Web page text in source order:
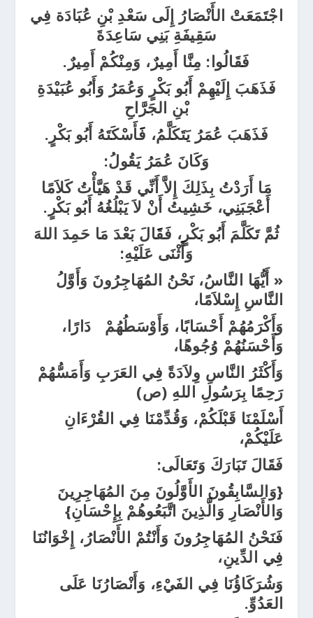
اجْتَمَعَتْ الأَنْصَارُ إِلَى سَعْدِ بْنِ عُبَادَة فِي
سَقِيفَةِ بَنِي سَاعِدَةَ
فَقَالُوا: مِنَّا أَمِيرٌ، وَمِنْكُمْ أَمِيرٌ.
فَذَهَبَ إِلَيْهِمْ أَبُو بَكْرٍ وَعُمَرُ وَأَبُو عُبَيْدَةِ
بْنِ الجَرَّاحِ
فَذَهَبَ عُمَرُ يَتَكَلَّمُ، فََأَسْكَتَهُ أَبُو بَكْرٍ.
وَكَانَ عُمَرُ يَقُولُ:
مَا أَرَدْتُ بِذَلِكَ إِلاَّ أَنِّي قَدْ هَيَّأْتُ كَلاَمًا
أَعْجَبَنِي، خَشِيتُ أَنْ لاَ يَبْلُغُهُ أَبُو بَكْرٍ.
ثُمَّ تَكَلَّمَ أَبُو بَكْرٍ، فَقََالَ بَعْدَ مَا حَمِدَ اللهَ
وَأَثْنَى عَلَيْهِ:
« أَيُّهَا النَّاسُ، نَحْنُ المُهَاجِرُونَ وَأَوَّلُ
النَّاسِ إِسْلاَمًا،
وَأَكْرَمُهُمْ أَحْسَابًا، وَأَوْسَطُهُمْ دَارًا،
وَأَحْسَنُهُمْ وُجُوهًا،
وَأَكْثَرُ النَّاسِ وِلاَدَةً فِي العَرَبِ وَأَمَسُّهُمْ
رَحِمًا بِرَسُولِ اللهِ (ص)
أَسْلَمْنَا قَبْلَكُمْ، وَقُدِّمْنَا فِي القُرْءَانِ
عَلَيْكُمْ،
فَقَالَ تَبَارَكَ وَتَعَالَى:
{وَالسَّابِقُونَ الأَوَّلُونَ مِنَ المُهَاجِرِينَ
وَالأَنْصَارِ وَالَّذِينَ اتَّبَعُوهُمْ بِإِحْسَانِ}
فَنَحْنُ المُهَاجِرُونَ وَأَنْتُمْ الأَنْصَارُ، إِخْوَانُنَا
فِي الدِّينِ،
وَشُرَكَاؤُنَا فِي الفَيْءِ، وَأَنْصَارُنَا عَلَى
العَدُوِّ.